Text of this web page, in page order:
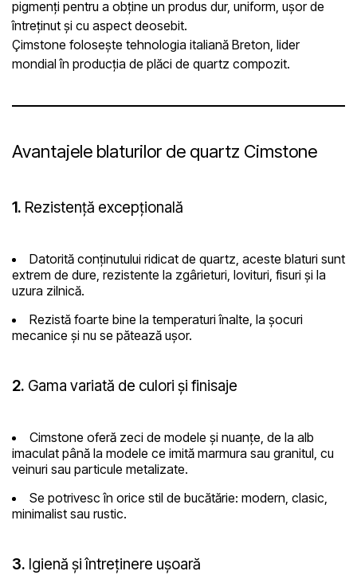
pigmenți pentru a obține un produs dur, uniform, ușor de
întreținut și cu aspect deosebit.
Çimstone folosește tehnologia italiană Breton, lider
mondial în producția de plăci de quartz compozit.
Avantajele blaturilor de quartz Cimstone
1. Rezistență excepțională
Datorită conținutului ridicat de quartz, aceste blaturi sunt
extrem de dure, rezistente la zgârieturi, lovituri, fisuri și la
uzura zilnică.
Rezistă foarte bine la temperaturi înalte, la șocuri
mecanice și nu se pătează ușor.
2. Gama variată de culori și finisaje
Cimstone oferă zeci de modele și nuanțe, de la alb
imaculat până la modele ce imită marmura sau granitul, cu
veinuri sau particule metalizate.
Se potrivesc în orice stil de bucătărie: modern, clasic,
minimalist sau rustic.
3. Igienă și întreținere ușoară